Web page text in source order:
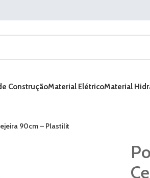
ConstruçãoMaterial ElétricoMaterial
90cm – Plastilit